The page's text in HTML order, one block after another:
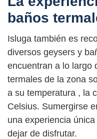
baños
Isluga también es
diversos geysers y
encuentran a lo largo
termales de la zona
a su temperatura , la
Celsius. Sumergirse
una experiencia
dejar de disfrutar.